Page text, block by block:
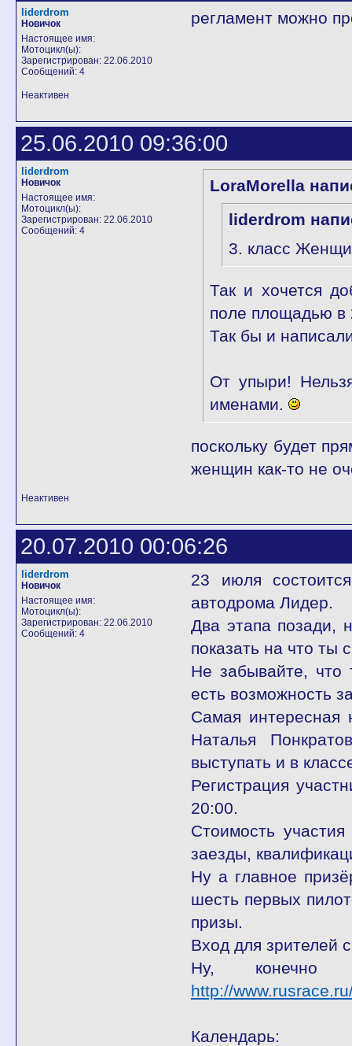
liderdrom
Новичок
Настоящее имя:
Мотоцикл(ы):
Зарегистрирован: 22.06.2010
Сообщений: 4
регламент можно
Неактивен
25.06.2010 09:36:00
liderdrom
Новичок
Настоящее имя:
Мотоцикл(ы):
Зарегистрирован: 22.06.2010
Сообщений: 4
LoraMorella
liderdrom
3. класс
Так и хочется
поле площадью в
Так бы и
От упыри!
именами.
поскольку будет
женщин как-то не
Неактивен
20.07.2010 00:06:26
liderdrom
Новичок
Настоящее имя:
Мотоцикл(ы):
Зарегистрирован: 22.06.2010
Сообщений: 4
23 июля
автодрома Лидер.
Два этапа позади,
показать на что ты
Не забывайте, что
есть возможность
Самая интересная
Наталья
выступать и в
Регистрация
20:00.
Стоимость
заезды,
Ну а главное
шесть первых
призы.
Вход для зрителей
Ну, конечно
http://
Календарь: